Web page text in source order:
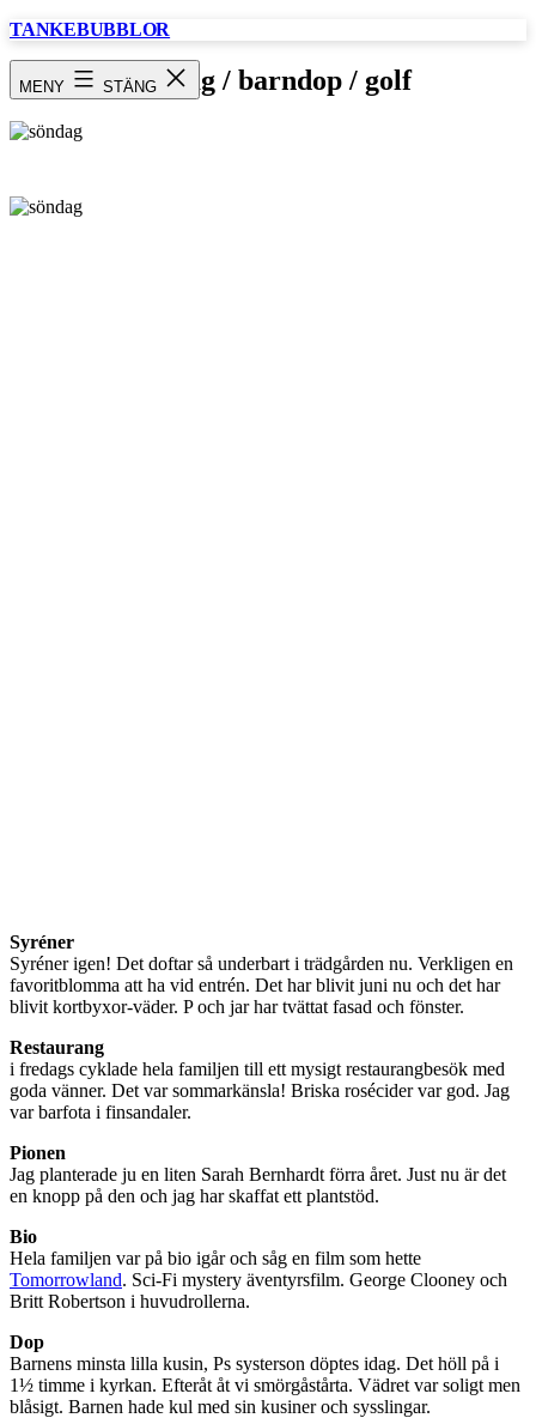
Hoppa
TANKEBUBBLOR
MENY STÄNG
Söndag / barndop / golf
Syréner
Syréner igen! Det doftar så underbart i trädgården nu. Verkligen en
favoritblomma att ha vid entrén. Det har blivit juni nu och det har
blivit kortbyxor-väder. P och jar har tvättat fasad och fönster.
Restaurang
i fredags cyklade hela familjen till ett mysigt restaurangbesök med
goda vänner. Det var sommarkänsla! Briska rosécider var god. Jag
var barfota i finsandaler.
Pionen
Jag planterade ju en liten Sarah Bernhardt förra året. Just nu är det
en knopp på den och jag har skaffat ett plantstöd.
Bio
Hela familjen var på bio igår och såg en film som hette
Tomorrowland. Sci-Fi mystery äventyrsfilm. George Clooney och
Britt Robertson i huvudrollerna.
Dop
Barnens minsta lilla kusin, Ps systerson döptes idag. Det höll på i
1½ timme i kyrkan. Efteråt åt vi smörgåstårta. Vädret var soligt men
blåsigt. Barnen hade kul med sin kusiner och sysslingar.